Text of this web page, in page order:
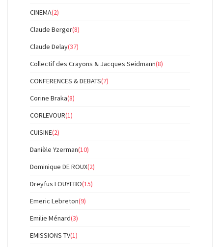
CINEMA(2)
Claude Berger(8)
Claude Delay(37)
Collectif des Crayons & Jacques Seidmann(8)
CONFERENCES & DEBATS(7)
Corine Braka(8)
CORLEVOUR(1)
CUISINE(2)
Danièle Yzerman(10)
Dominique DE ROUX(2)
Dreyfus LOUYEBO(15)
Emeric Lebreton(9)
Emilie Ménard(3)
EMISSIONS TV(1)